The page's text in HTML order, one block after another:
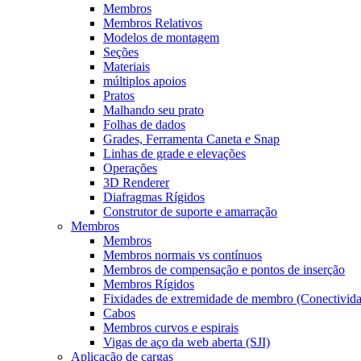
Membros
Membros Relativos
Modelos de montagem
Seções
Materiais
múltiplos apoios
Pratos
Malhando seu prato
Folhas de dados
Grades, Ferramenta Caneta e Snap
Linhas de grade e elevações
Operações
3D Renderer
Diafragmas Rígidos
Construtor de suporte e amarração
Membros
Membros
Membros normais vs contínuos
Membros de compensação e pontos de inserção
Membros Rígidos
Fixidades de extremidade de membro
Cabos
Membros curvos e espirais
Vigas de aço da web aberta (SJI)
Aplicação de cargas